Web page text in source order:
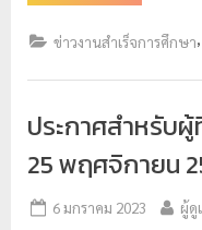
ข่าวงานสำเร็จการศึกษา
ประกาศสำหรับผู้
25 พฤศจิกายน
6 มกราคม 2023 ผู้ดู